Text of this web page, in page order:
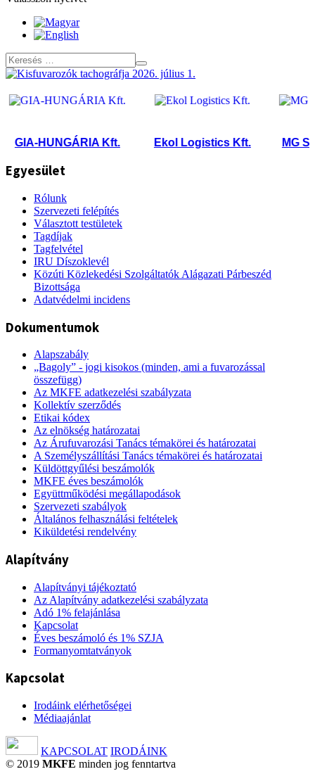
HUNGÁRIA Kft. Ekol Logistics Kft. MG
Egyesület
Rólunk
Szervezeti felépítés
Választott testületek
Tagdíjak
Tagfelvétel
IRU Díszoklevél
Közúti Közlekedési Szolgáltatók Alágazati Párbeszéd
Bizottsága
Adatvédelmi incidens
Dokumentumok
Alapszabály
„Bagoly” - jogi kisokos (minden, ami a fuvarozással
összefügg)
Az MKFE adatkezelési szabályzata
Kollektív szerződés
Etikai kódex
Az elnökség határozatai
Az Árufuvarozási Tanács témakörei és határozatai
A Személyszállítási Tanács témakörei és határozatai
Küldöttgyűlési beszámolók
MKFE éves beszámolók
Együttműködési megállapodások
Szervezeti szabályok
Általános felhasználási feltételek
Kiküldetési rendelvény
Alapítvány
Alapítványi tájékoztató
Az Alapítvány adatkezelési szabályzata
Adó 1% felajánlása
Kapcsolat
Éves beszámoló és 1% SZJA
Formanyomtatványok
Kapcsolat
Irodáink elérhetőségei
Médiaajánlat
KAPCSOLAT IRODÁINK
© 2019 MKFE minden jog fenntartva